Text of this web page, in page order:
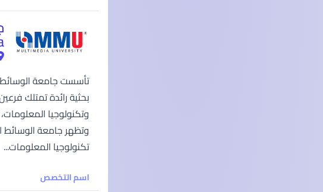
بحثية رائدة تمتلك
تكنولوجيا المعلومات...
اسم التخصص